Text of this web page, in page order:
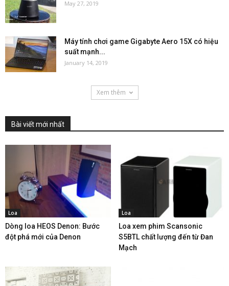
May 27, 2019
Máy tính chơi game Gigabyte Aero 15X có hiệu
suất mạnh...
January 14, 2019
Xem thêm
Bài viết mới nhất
Loa
Dòng loa HEOS Denon: Bước
đột phá mới của Denon
Loa
Loa xem phim Scansonic
S5BTL chất lượng đến từ Đan
Mạch